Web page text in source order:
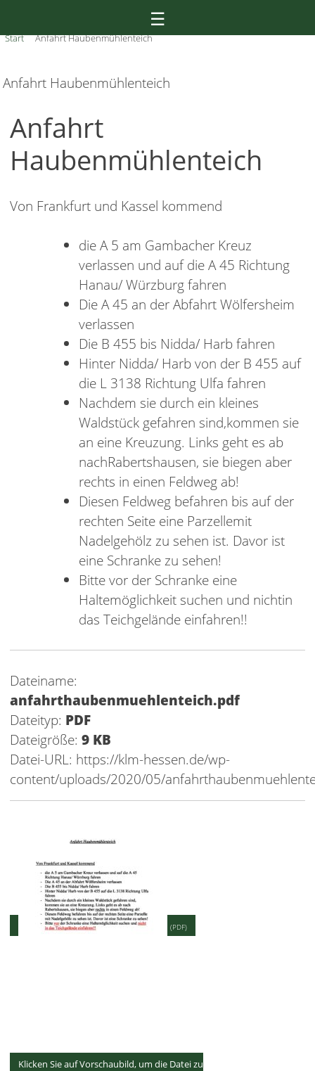
to
☰
Start Anfahrt Haubenmühlenteich
Anfahrt Haubenmühlenteich
Anfahrt
Haubenmühlenteich
Von Frankfurt und Kassel kommend
die A 5 am Gambacher Kreuz
verlassen und auf die A 45 Richtung
Hanau/ Würzburg fahren
Die A 45 an der Abfahrt Wölfersheim
verlassen
Die B 455 bis Nidda/ Harb fahren
Hinter Nidda/ Harb von der B 455 auf
die L 3138 Richtung Ulfa fahren
Nachdem sie durch ein kleines
Waldstück gefahren sind,kommen sie
an eine Kreuzung. Links geht es ab
nachRabertshausen, sie biegen aber
rechts in einen Feldweg ab!
Diesen Feldweg befahren bis auf der
rechten Seite eine Parzellemit
Nadelgehölz zu sehen ist. Davor ist
eine Schranke zu sehen!
Bitte vor der Schranke eine
Haltemöglichkeit suchen und nichtin
das Teichgelände einfahren!!
Dateiname:
anfahrthaubenmuehlenteich.pdf
Dateityp: PDF
Dateigröße:9 KB
Datei-URL: https://klm-hessen.de/wp-
content/uploads/2020/05/
Klicken Sie auf Vorschaubild, um die Datei zu